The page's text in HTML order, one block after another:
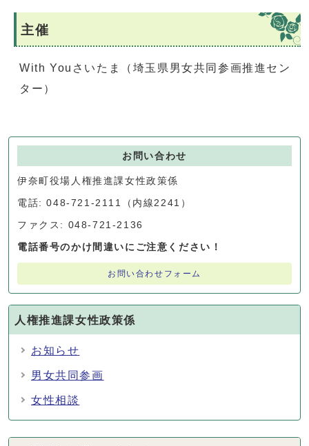
主催
With Youさいたま（埼玉県男女共同参画推進セン
ター）
お問い合わせ
伊奈町役場人権推進課女性政策係
電話: 048-721-2111（内線2241）
ファクス: 048-721-2136
電話番号のかけ間違いにご注意ください！
お問い合わせフォーム
人権推進課女性政策係
お知らせ
男女共同参画
女性相談